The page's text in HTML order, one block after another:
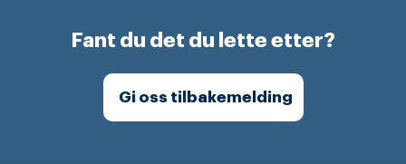
Fant du det du lette etter?
Gi oss tilbakemelding